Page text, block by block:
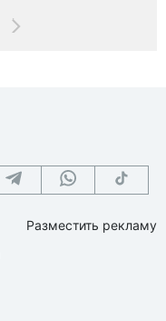
Разместить рекламу